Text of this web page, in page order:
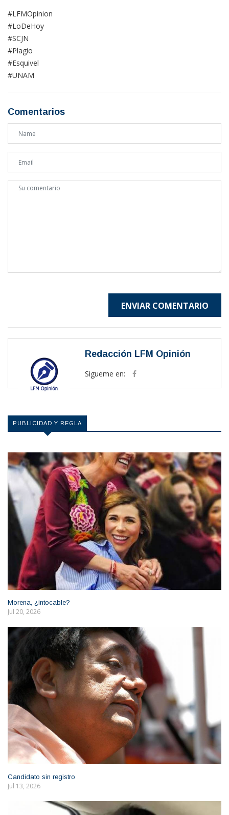
#LFMOpinion
#LoDeHoy
#SCJN
#Plagio
#Esquivel
#UNAM
Comentarios
ENVIAR COMENTARIO
Redacción LFM Opinión
Sigueme en:
PUBLICIDAD Y REGLA
Morena, ¿intocable?
Jul 20, 2026
Candidato sin registro
Jul 13, 2026